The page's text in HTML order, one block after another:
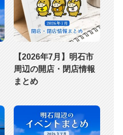
【2026年7月】明石市
周辺の開店・閉店情報
まとめ